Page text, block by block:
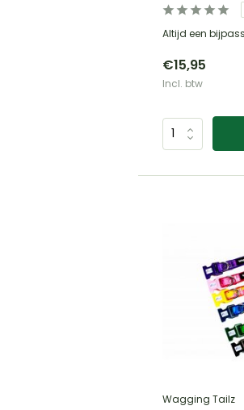
Altijd een
€15,95
Incl. btw
Wagging Tailz